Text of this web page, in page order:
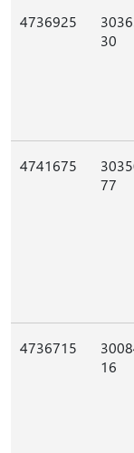
4736925
30
4741675
77
4736715
16